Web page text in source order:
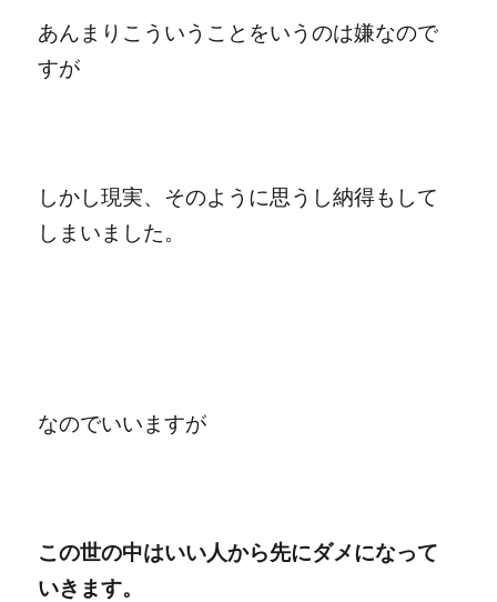
あんまりこういうことをいうのは嫌なので
すが
しかし現実、そのように思うし納得もして
しまいました。
なのでいいますが
この世の中はいい人から先にダメになって
いきます。